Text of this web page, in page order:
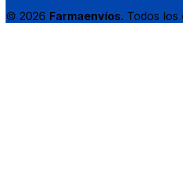
© 2026 Farmaenvíos. Todos los